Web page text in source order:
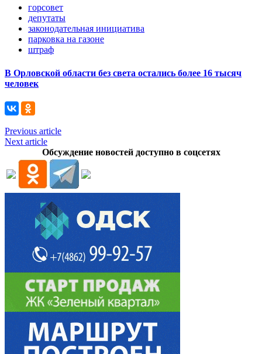
горсовет
депутаты
законодательная инициатива
парковка на газоне
штраф
В Орловской области без света остались более 16 тысяч
человек
Previous article
Next article
Обсуждение новостей доступно в соцсетях